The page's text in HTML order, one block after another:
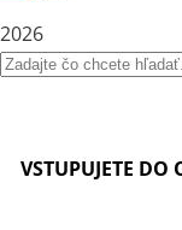
2026
VSTUPUJETE